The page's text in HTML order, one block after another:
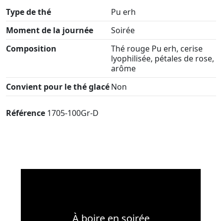
Type de thé
Pu erh
Moment de la journée
Soirée
Composition
Thé rouge Pu erh, cerise
lyophilisée, pétales de rose,
arôme
Convient pour le thé glacéNon
Référence 1705-100Gr-D
À boire en soirée